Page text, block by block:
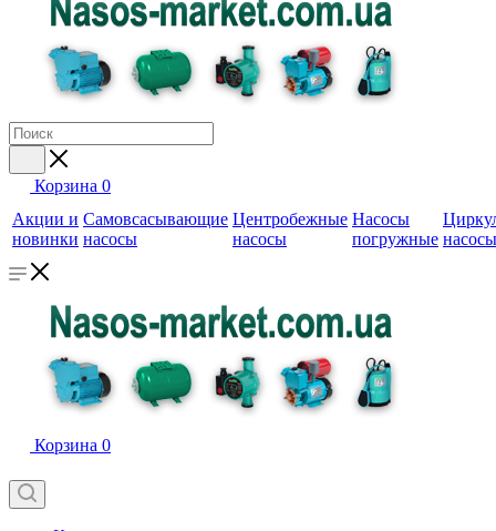
Корзина 0
Акции и
новинки
Самовсасывающие
насосы
Центробежные
насосы
Насосы
погружные насосы
Корзина 0